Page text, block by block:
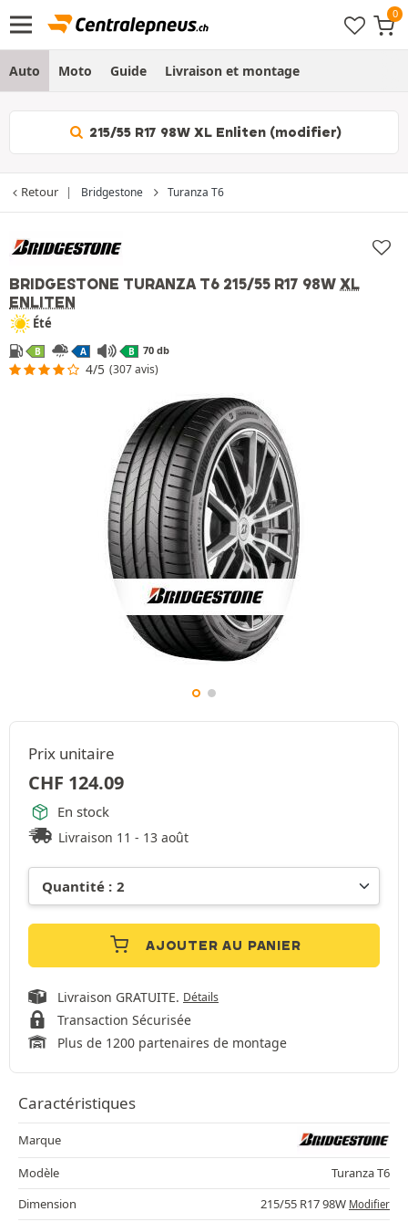
Auto Moto Guide Livraison et montage
215/55 R17 98W XL Enliten (modifier)
Retour Bridgestone Turanza T6
BRIDGESTONE TURANZA T6 215/55 R17 98W XL
ENLITEN
Été
B A B 70 db
4/5 (307 avis)
Prix unitaire
CHF 124.09
En stock
Livraison 11 - 13 août
AJOUTER AU PANIER
Livraison GRATUITE. Détails
Transaction Sécurisée
Plus de 1200 partenaires de montage
Caractéristiques
Marque
Modèle
Turanza T6
Dimension
215/55 R17 98W Modifier